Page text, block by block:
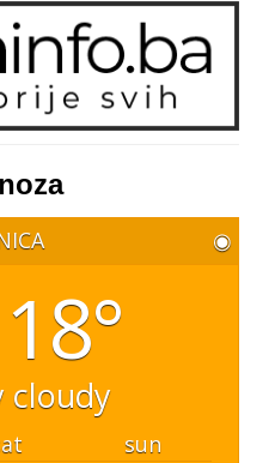
◉
18°
cloudy
sun